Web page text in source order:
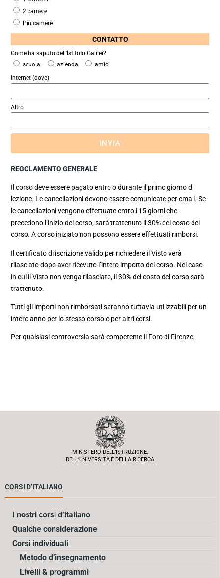
MINISTERO DELL’ISTRUZIONE,
DELL’UNIVERSITÀ E DELLA RICERCA
CORSI D’ITALIANO
I nostri corsi d’italiano
Qualche considerazione
Corsi individuali
Metodo d’insegnamento
Livelli & programmi
2 camere
Più camere
CONTATTO
Come ha saputo dell'Istituto Galilei?
scuola
azienda
amici
Internet (dove)
Altro
INVIA
REGOLAMENTO GENERALE
Il corso deve essere pagato entro o durante il primo giorno di
lezione. Le cancellazioni devono essere comunicate per email. Se
le cancellazioni vengono effettuate entro i 15 giorni che
precedono l’inizio del corso, sarà trattenuto il 30% del costo del
corso. A corso iniziato non possono essere effettuati rimborsi.
Il certificato di iscrizione valido per richiedere il Visto verà
rilasciato dopo aver ricevuto l’intero importo del corso. Nel caso
in cui il Visto non venga rilasciato, il 30% del costo del corso sarà
trattenuto.
Tutti gli importi non rimborsati saranno tuttavia utilizzabili per un
intero anno per lo stesso corso o per altri corsi.
Per qualsiasi controversia sarà competente il Foro di Firenze.